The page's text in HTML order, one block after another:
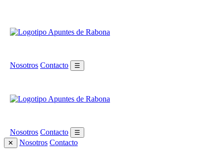
Nosotros Contacto ☰
Nosotros Contacto
☰
✕
Nosotros Contacto